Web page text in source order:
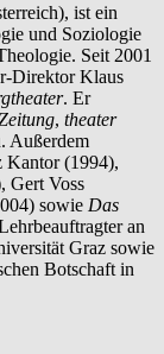
ist ein
und Soziologie
Seit 2001
Direktor Klaus
. Er
, theater
Außerdem
Kantor (1994),
Gert Voss
sowie Das
an
Graz sowie
Botschaft in